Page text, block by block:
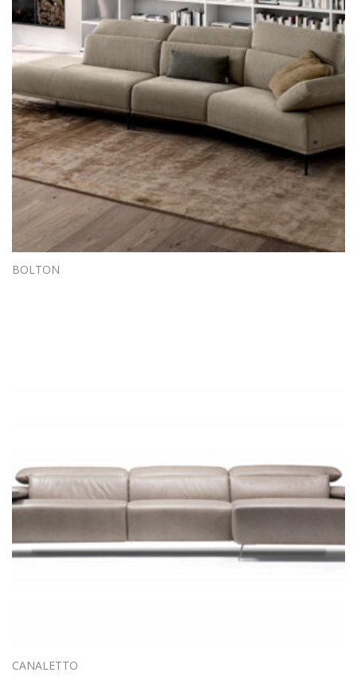
BOLTON
CANALETTO